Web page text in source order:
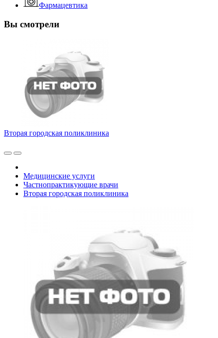
Фармацевтика
Вы смотрели
Вторая городская поликлиника
Медицинские услуги
Частнопрактикующие врачи
Вторая городская поликлиника